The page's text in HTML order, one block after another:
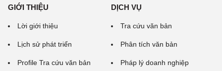
GIỚI THIỆU
Lời giới thiệu
Lịch sử phát triển
Profile Tra cứu văn bản
DỊCH VỤ
Tra cứu văn bản
Phân tích văn bản
Pháp lý doanh nghiệp